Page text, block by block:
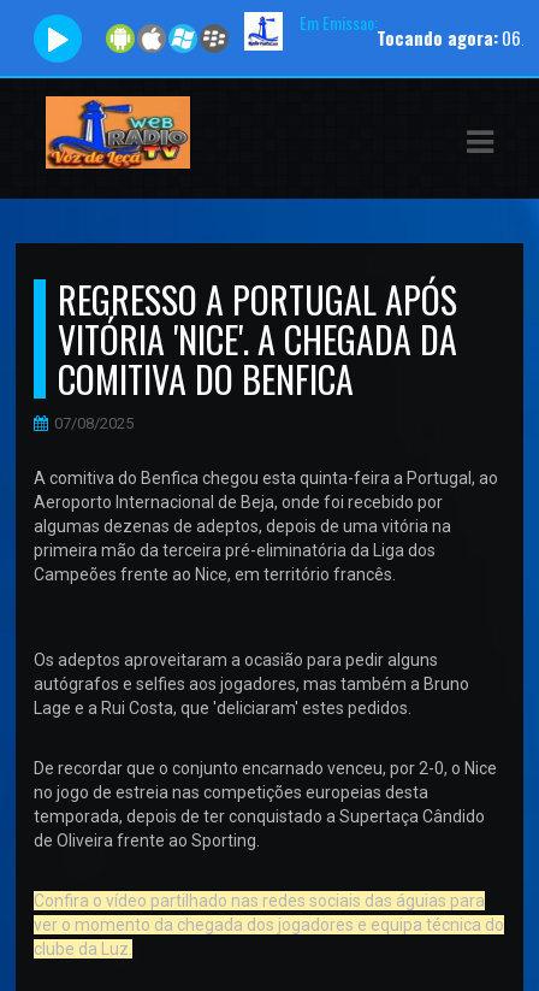
Em Emissao:
Tocando agora:06. Vem
REGRESSO A PORTUGAL APÓS
VITÓRIA 'NICE'. A CHEGADA DA
COMITIVA DO BENFICA
07/08/2025
A comitiva do Benfica chegou esta quinta-feira a Portugal, ao
Aeroporto Internacional de Beja, onde foi recebido por
algumas dezenas de adeptos, depois de uma vitória na
primeira mão da terceira pré-eliminatória da Liga dos
Campeões frente ao Nice, em território francês.
Os adeptos aproveitaram a ocasião para pedir alguns
autógrafos e selfies aos jogadores, mas também a Bruno
Lage e a Rui Costa, que 'deliciaram' estes pedidos.
De recordar que o conjunto encarnado venceu, por 2-0, o Nice
no jogo de estreia nas competições europeias desta
temporada, depois de ter conquistado a Supertaça Cândido
de Oliveira frente ao Sporting.
Confira o vídeo partilhado nas redes sociais das águias para
ver o momento da chegada dos jogadores e equipa técnica do
clube da Luz.